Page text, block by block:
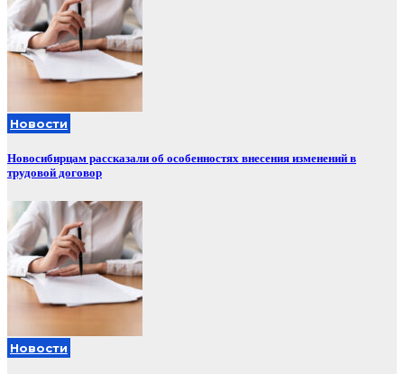
Новости
Новосибирцам рассказали об особенностях внесения изменений в
трудовой договор
Новости